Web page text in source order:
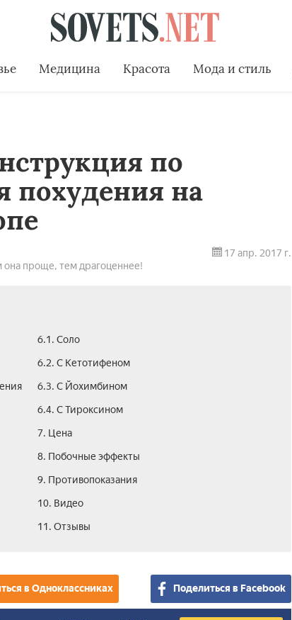
Медицина Красота Мода и стиль
по
на
она проще, тем драгоценнее!
17 апр. 2017 г.
6.1. Соло
6.2. С Кетотифеном
6.3. С Йохимбином
6.4. С Тироксином
7. Цена­
8. Побочные эффекты
9. Противопоказания
10. Видео
11. Отзывы
в Одноклассниках Поделиться в Facebook